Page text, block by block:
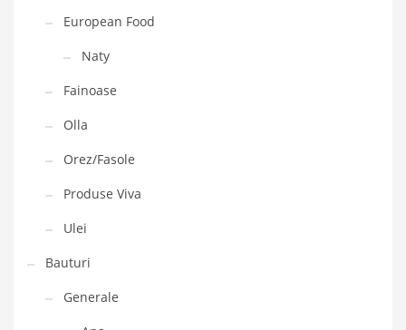
European Food
Naty
Fainoase
Olla
Orez/Fasole
Produse Viva
Ulei
Bauturi
Generale